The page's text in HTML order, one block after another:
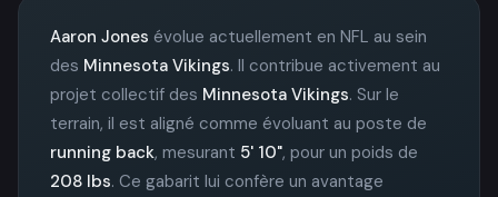
Aaron Jones évolue actuellement en NFL au sein
des Minnesota Vikings. Il contribue activement au
projet collectif des Minnesota Vikings. Sur le
terrain, il est aligné comme évoluant au poste de
running back, mesurant 5' 10", pour un poids de
208 lbs. Ce gabarit lui confère un avantage